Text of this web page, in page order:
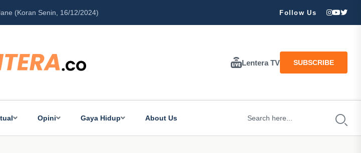
(Koran Senin, 16/12/2024) Follow Us
Lentera TV SUBSCRIBE
Opini Gaya Hidup About Us